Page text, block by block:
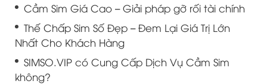
Cầm Sim Giá Cao – Giải pháp gỡ rối tài chính
Thế Chấp Sim Số Đẹp – Đem Lại Giá Trị Lớn
Nhất Cho Khách Hàng
SIMSO.VIP có Cung Cấp Dịch Vụ Cầm Sim
không?